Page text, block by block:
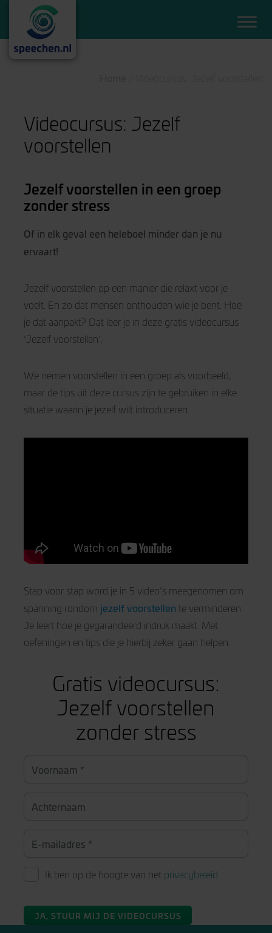
Videocursus: Jezelf
voorstellen
Jezelf voorstellen in een groep
zonder stress
Of in elk geval een heleboel minder dan je nu
ervaart!
Jezelf voorstellen op een manier die relaxt voor je
voelt. En zo dat mensen onthouden wie je bent. Hoe
je dat aanpakt? Dat leer je in deze gratis videocursus
‘Jezelf voorstellen’.
We nemen voorstellen in een groep als voorbeeld,
maar de tips uit deze cursus zijn te gebruiken in elke
situatie waarin je jezelf wilt introduceren.
Stap voor stap word je in 5 video’s meegenomen om
spanning rondom jezelf voorstellen te verminderen.
Je leert hoe je gegarandeerd indruk maakt. Met
oefeningen en tips die je hierbij zeker gaan helpen.
Gratis videocursus:
Jezelf voorstellen
zonder stress
Ik ben op de hoogte van het privacybeleid
JA, STUUR MIJ DE VIDEOCURSUS